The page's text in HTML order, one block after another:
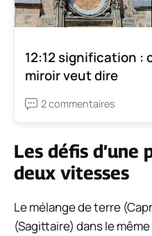
12:12 signification :
miroir veut dire
2 commentaires
Les défis d’une
deux vitesses
Le mélange de terre
(Sagittaire) dans le